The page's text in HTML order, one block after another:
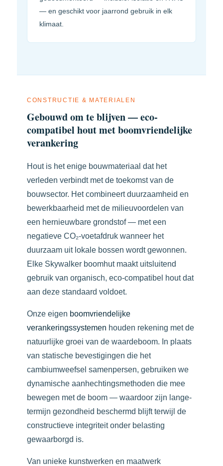
— en geschikt voor jaarrond gebruik in elk
klimaat.
CONSTRUCTIE & MATERIALEN
Gebouwd om te blijven — eco-
compatibel hout met boomvriendelijke
verankering
Hout is het enige bouwmateriaal dat het
verleden verbindt met de toekomst van de
bouwsector. Het combineert duurzaamheid en
bewerkbaarheid met de milieuvoor­delen van
een hernieuwbare grondstof — met een
negatieve CO₂-voetafdruk wanneer het
duurzaam uit lokale bossen wordt gewonnen.
Elke Skywalker boomhut maakt uitsluitend
gebruik van organisch, eco-compatibel hout dat
aan deze standaard voldoet.
Onze eigen boomvriendelijke
verankeringssystemen houden rekening met de
natuurlijke groei van de waardeboom. In plaats
van statische bevestigingen die het
cambiumweefsel samenpersen, gebruiken we
dynamische aanhechtingsmethoden die mee
bewegen met de boom — waardoor zijn lange­
termijn gezondheid beschermd blijft terwijl de
constructieve integriteit onder belasting
gewaarborgd is.
Van unieke kunstwerken en maatwerk